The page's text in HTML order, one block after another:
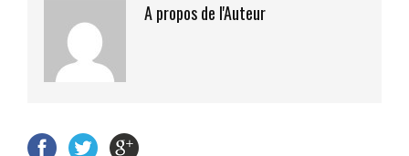
A propos de l'Auteur